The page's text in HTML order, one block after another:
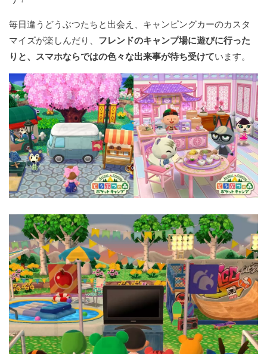
毎日違うどうぶつたちと出会え、キャンピングカーのカスタ
マイズが楽しんだり、 フレンドのキャンプ場に遊びに行った
りと、スマホならではの色々な出来事が待ち受けています。